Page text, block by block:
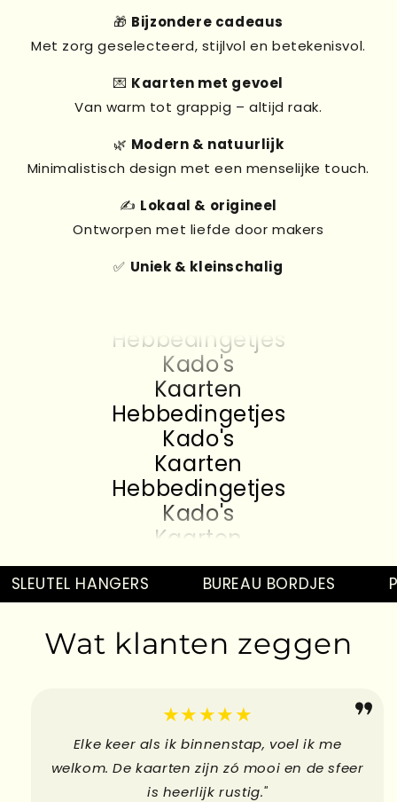
🎁 Bijzondere cadeaus
Met zorg geselecteerd, stijlvol en betekenisvol.
💌 Kaarten met gevoel
Van warm tot grappig – altijd raak.
🌿 Modern & natuurlijk
Minimalistisch design met een menselijke touch.
✍️ Lokaal & origineel
Ontworpen met liefde door makers
✅ Uniek & kleinschalig
Hebbedingetjes
Kado's
Kaarten
Hebbedingetjes
Kado's
Kaarten
Hebbedingetjes
Kado's
Kaarten
Hebbedingetjes
Kado's
Kaarten
Hebbedingetjes
Kado's
Hebbedingetjes
SLEUTEL HANGERS BUREAU BORDJES
Wat klanten zeggen
★★★★★
Elke keer als ik binnenstap, voel ik me
welkom. De kaarten zijn zó mooi en de sfeer
is heerlijk rustig."